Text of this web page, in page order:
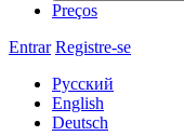
Preços
Entrar Registre-se
Русский
English
Deutsch